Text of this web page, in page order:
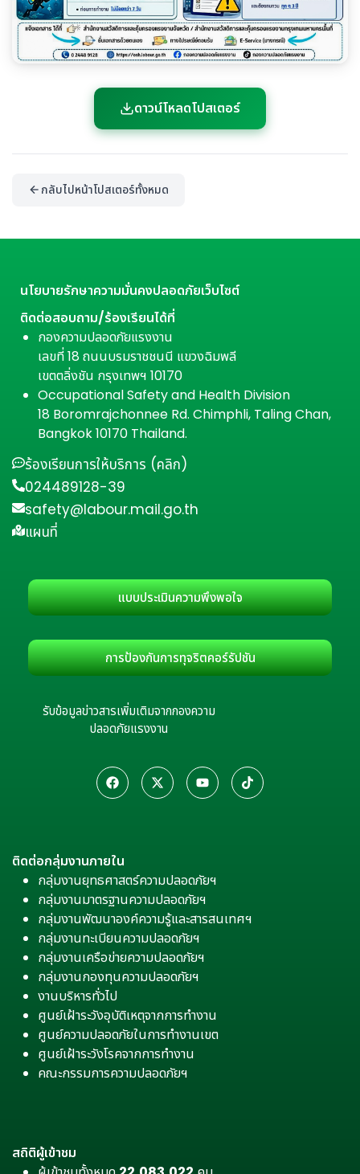
ดาวน์โหลดโปสเตอร์
กลับไปหน้าโปสเตอร์ทั้งหมด
นโยบายรักษาความมั่นคงปลอดภัยเว็บไซต์
ติดต่อสอบถาม/ร้องเรียนได้ที่
กองความปลอดภัยแรงงาน
เลขที่ 18 ถนนบรมราชชนนี แขวงฉิมพลี
เขตตลิ่งชัน กรุงเทพฯ 10170
Occupational Safety and Health Division
18 Boromrajchonnee Rd. Chimphli, Taling Chan,
Bangkok 10170 Thailand.
ร้องเรียนการให้บริการ (คลิก)
024489128-39
safety@labour.mail.go.th
แผนที่
แบบประเมินความพึงพอใจ
การป้องกันการทุจริตคอร์รัปชัน
รับข้อมูลข่าวสารเพิ่มเติมจากกองความ
ปลอดภัยแรงงาน
ติดต่อกลุ่มงานภายใน
กลุ่มงานยุทธศาสตร์ความปลอดภัยฯ
กลุ่มงานมาตรฐานความปลอดภัยฯ
กลุ่มงานพัฒนาองค์ความรู้และสารสนเทศฯ
กลุ่มงานทะเบียนความปลอดภัยฯ
กลุ่มงานเครือข่ายความปลอดภัยฯ
กลุ่มงานกองทุนความปลอดภัยฯ
งานบริหารทั่วไป
ศูนย์เฝ้าระวังอุบัติเหตุจากการทำงาน
ศูนย์ความปลอดภัยในการทำงานเขต
ศูนย์เฝ้าระวังโรคจากการทำงาน
คณะกรรมการความปลอดภัยฯ
สถิติผู้เข้าชม